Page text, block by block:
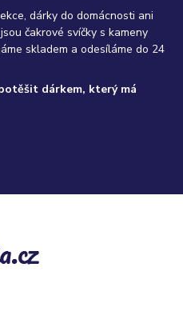
dárky do domácnosti ani
čakrové svíčky s kameny
skladem a odesíláme do 24
dárkem, který má